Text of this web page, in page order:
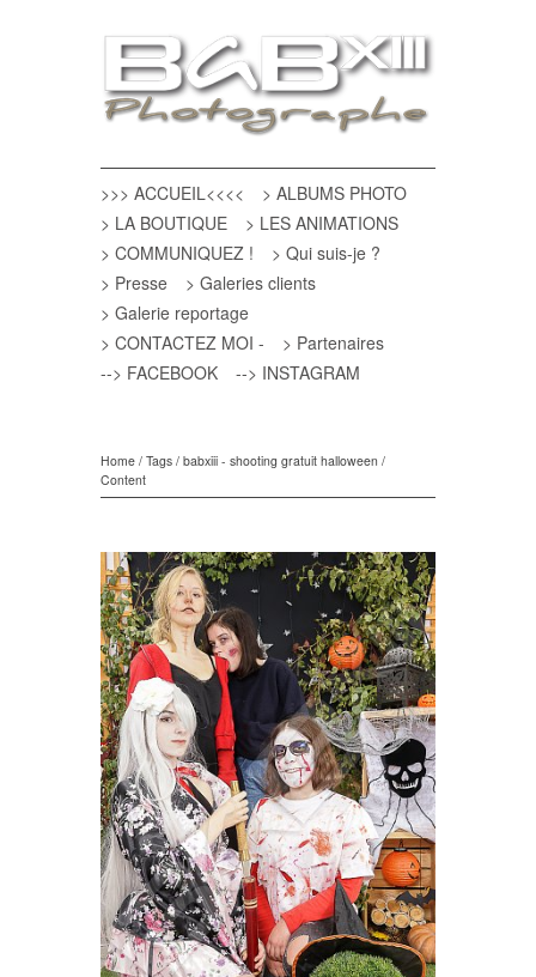
>>> ACCUEIL<<<<
> ALBUMS PHOTO
> LA BOUTIQUE
> LES ANIMATIONS
> COMMUNIQUEZ !
> Qui suis-je ?
> Presse
> Galeries clients
> Galerie reportage
> CONTACTEZ MOI -
> Partenaires
--> FACEBOOK
--> INSTAGRAM
Home / Tags / babxiii - shooting gratuit halloween /
Content